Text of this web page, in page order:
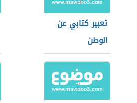
تعبير كتابي عن
الوطن